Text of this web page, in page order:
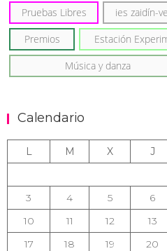
Pruebas Libres ies zaidín-
Premios Estación
Música y danza
Calendario
L M X J
3
4 5 6
10
11 12 13
17
18 19 20